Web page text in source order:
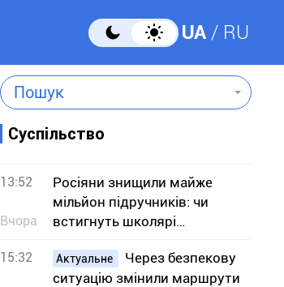
UA RU
Пошук
Суспільство
13:52
Вчора
Росіяни знищили майже
мільйон підручників: чи
встигнуть школярі
отримати книги до
навчального року
15:32 Актуальне
Через безпекову
ситуацію змінили маршрути